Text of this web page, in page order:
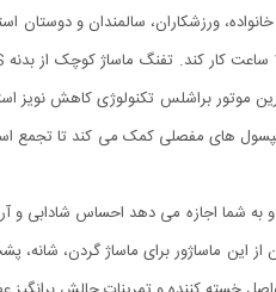
ورزشکاران، سالمندان و دوستان
موتور براشلس تکنولوژی کاهش نویز
و کپسول های مفصلی کمک می کند تا
می کند و به شما اجازه می دهد احساس
ماساژور برای ماساژ گردن، شانه،